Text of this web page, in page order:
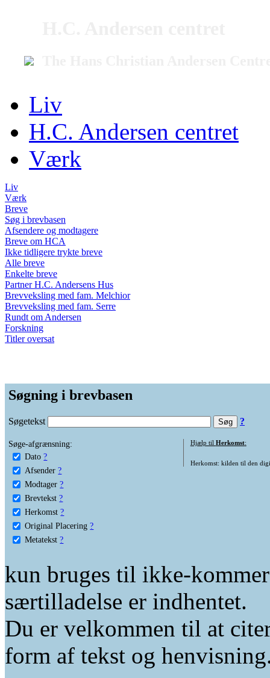
Liv
H.C. Andersen centret
Værk
Liv
Værk
Breve
Søg i brevbasen
Afsendere og modtagere
Breve om HCA
Ikke tidligere trykte breve
Alle breve
Enkelte breve
Partner H.C. Andersens Hus
Brevveksling med fam. Melchior
Brevveksling med fam. Serre
Rundt om Andersen
Forskning
Titler oversat
Søgning i brevbasen
Søgetekst ?
Søge-afgrænsning:
Dato ?
Afsender ?
Modtager ?
Brevtekst ?
Herkomst ?
Original Placering ?
Metatekst ?
Hjælp til Herkomst:
Herkomst: kilden til den
kun bruges til ikke-
særtilladelse er indhentet.
Du er velkommen til at
form af tekst og